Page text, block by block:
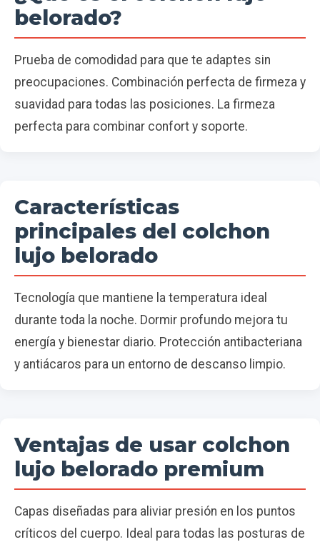
belorado?
Prueba de comodidad para que te adaptes sin
preocupaciones. Combinación perfecta de firmeza y
suavidad para todas las posiciones. La firmeza
perfecta para combinar confort y soporte.
Características
principales del colchon
lujo belorado
Tecnología que mantiene la temperatura ideal
durante toda la noche. Dormir profundo mejora tu
energía y bienestar diario. Protección antibacteriana
y antiácaros para un entorno de descanso limpio.
Ventajas de usar colchon
lujo belorado premium
Capas diseñadas para aliviar presión en los puntos
críticos del cuerpo. Ideal para todas las posturas de